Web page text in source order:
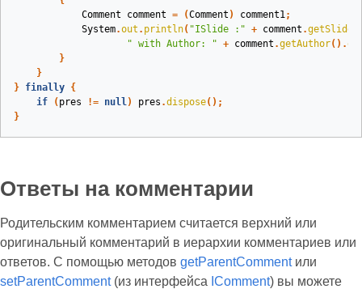
Comment
comment = (Comment ) comment1;
System.out . println( "ISlide :" + comment .getSlide
" with Author: " + comment .getAuthor().
}
}
} finally {
if
( pres != null) pres .dispose();
}
Ответы на комментарии
Родительским комментарием считается верхний или
оригинальный комментарий в иерархии комментариев или
ответов. С помощью методов getParentCommentили
setParentComment(из интерфейса IComment) вы можете